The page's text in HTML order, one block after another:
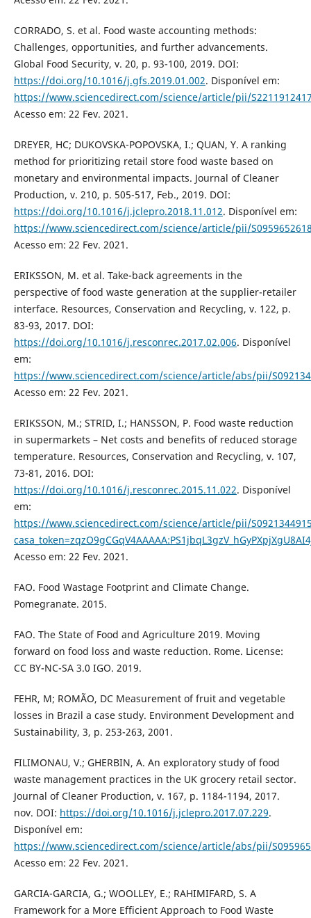
CORRADO, S. et al. Food waste accounting methods:
Challenges, opportunities, and further advancements.
Global Food Security, v. 20, p. 93-100, 2019. DOI:
https://doi.org/10.1016/j.gfs.2019.01.002. Disponível em:
https://www.sciencedirect.com/science/article/pii/
Acesso em: 22 Fev. 2021.
DREYER, HC; DUKOVSKA-POPOVSKA, I.; QUAN, Y. A ranking
method for prioritizing retail store food waste based on
monetary and environmental impacts. Journal of Cleaner
Production, v. 210, p. 505-517, Feb., 2019. DOI:
https://doi.org/10.1016/j.jclepro.2018.11.012. Disponível em:
https://www.sciencedirect.com/science/article/pii/
Acesso em: 22 Fev. 2021.
ERIKSSON, M. et al. Take-back agreements in the
perspective of food waste generation at the supplier-retailer
interface. Resources, Conservation and Recycling, v. 122, p.
83-93, 2017. DOI:
https://doi.org/10.1016/j.resconrec.2017.02.006. Disponível
em:
https://www.sciencedirect.com/science/article/abs/pii/
Acesso em: 22 Fev. 2021.
ERIKSSON, M.; STRID, I.; HANSSON, P. Food waste reduction
in supermarkets – Net costs and benefits of reduced storage
temperature. Resources, Conservation and Recycling, v. 107,
73-81, 2016. DOI:
https://doi.org/10.1016/j.resconrec.2015.11.022. Disponível
em:
https://www.sciencedirect.com/science/article/pii/
Acesso em: 22 Fev. 2021.
FAO. Food Wastage Footprint and Climate Change.
Pomegranate. 2015.
FAO. The State of Food and Agriculture 2019. Moving
forward on food loss and waste reduction. Rome. License:
CC BY-NC-SA 3.0 IGO. 2019.
FEHR, M; ROMÃO, DC Measurement of fruit and vegetable
losses in Brazil a case study. Environment Development and
Sustainability, 3, p. 253-263, 2001.
FILIMONAU, V.; GHERBIN, A. An exploratory study of food
waste management practices in the UK grocery retail sector.
Journal of Cleaner Production, v. 167, p. 1184-1194, 2017.
nov. DOI: https://doi.org/10.1016/j.jclepro.2017.07.229.
Disponível em:
https://www.sciencedirect.com/science/article/abs/pii/
Acesso em: 22 Fev. 2021.
GARCIA-GARCIA, G.; WOOLLEY, E.; RAHIMIFARD, S. A
Framework for a More Efficient Approach to Food Waste